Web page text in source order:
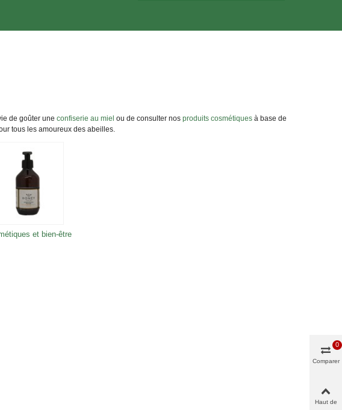
de goûter une confiserie au miel ou de consulter nos produits cosmétiques à base de
tous les amoureux des abeilles.
et bien-être
Comparer
0
Haut de